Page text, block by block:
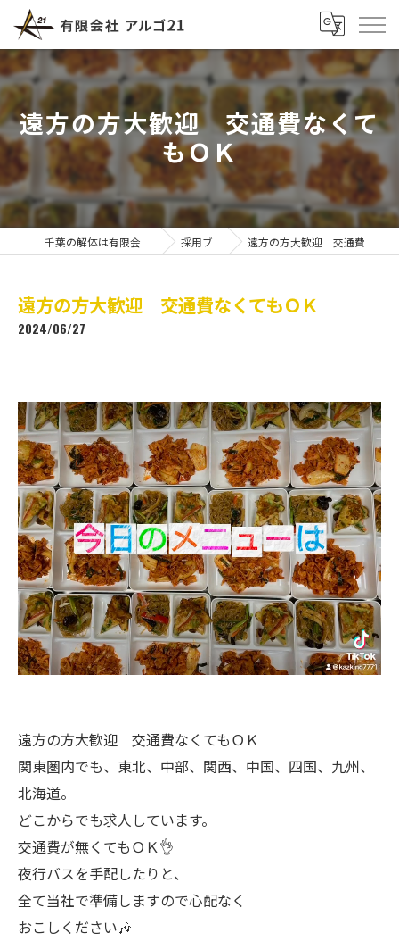
遠方の方大歓迎 交通費なくて
もＯＫ
採用ブログ 遠方の方大歓迎 交通費なくてもＯＫ
遠方の方大歓迎 交通費なくてもＯＫ
2024/06/27
遠方の方大歓迎 交通費なくてもＯＫ
関東圏内でも、東北、中部、関西、中国、四国、九州、
北海道。
どこからでも求人しています。
交通費が無くてもＯＫ👌
夜行バスを手配したりと、
全て当社で準備しますので心配なく
おこしください🎶